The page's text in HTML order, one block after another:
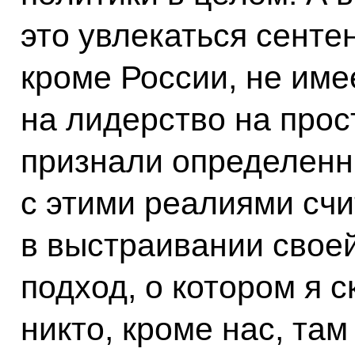
это увлекаться
кроме России, не
на лидерство на
признали
с этими реалиями
в выстраивании
подход, о котором я
никто, кроме нас,